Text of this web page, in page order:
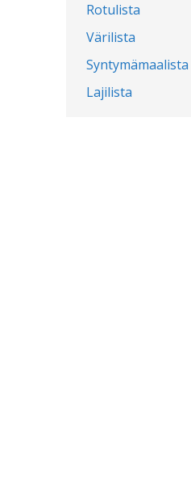
Rotulista
Värilista
Syntymämaalista
Lajilista